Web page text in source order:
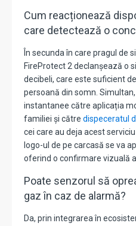
Cum reacționează
care detectează o
În secunda în care pragul de
FireProtect 2 declanșează o
decibeli, care este suficient
persoană din somn.
instantanee către aplicația
familiei și către dispeceratul
cei care au deja acest
logo-ul de pe carcasă se va
oferind o confirmare vizuală
Poate senzorul să
gaz în caz de alarmă?
Da, prin integrarea în